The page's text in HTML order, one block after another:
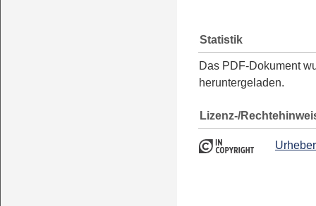
Statistik
Das PDF-Dokument
heruntergeladen.
Lizenz-/